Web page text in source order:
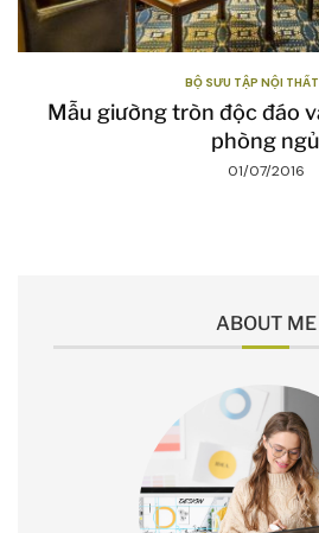
BỘ SƯU TẬP NỘI
Mẫu giường tròn độc đáo
phòng ngủ
01/07/2016
ABOUT ME